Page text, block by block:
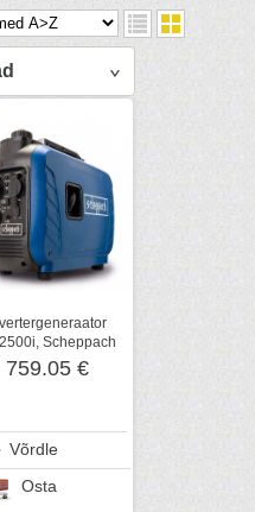
Scheppach
759.05 €
Võrdle
Osta